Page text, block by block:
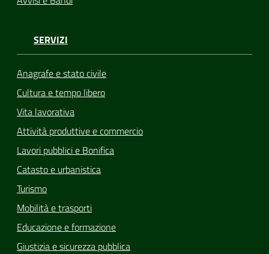
SERVIZI
Anagrafe e stato civile
Cultura e tempo libero
Vita lavorativa
Attività produttive e commercio
Lavori pubblici e Bonifica
Catasto e urbanistica
Turismo
Mobilità e trasporti
Educazione e formazione
Giustizia e sicurezza pubblica